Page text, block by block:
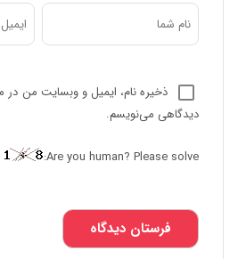
ذخیره نام، ایمیل و وبسایت من در
دیدگاهی می‌نویسم.
Are you human? Please solve: